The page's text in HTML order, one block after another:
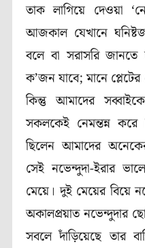
তাক লাগিয়ে দেওয়া
আজকাল যেখানে
বলে বা সরাসরি
ক’জন যাবে; মানে
কিন্তু আমাদের
সকলকেই নেমন্তন্ন
ছিলেন আমাদের
সেই নভেন্দুদা-ইরার
মেয়ে। দুই মেয়ের বিয়ে
অকালপ্রয়াত নভেন্দুদার
সবলে দাঁড়িয়েছে তার